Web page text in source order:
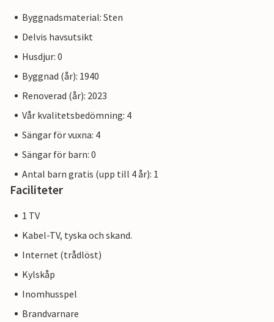
Byggnadsmaterial: Sten
Delvis havsutsikt
Husdjur: 0
Byggnad (år): 1940
Renoverad (år): 2023
Vår kvalitetsbedömning: 4
Sängar för vuxna: 4
Sängar för barn: 0
Antal barn gratis (upp till 4 år): 1
Faciliteter
1 TV
Kabel-TV, tyska och skand.
Internet (trådlöst)
Kylskåp
Inomhusspel
Brandvarnare